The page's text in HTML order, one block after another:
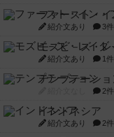
ファースト・イ
紹介文あり 3
モズビ－ズ・
紹介文あり 1
テンプテーショ
2
インドネシア
紹介文あり 2